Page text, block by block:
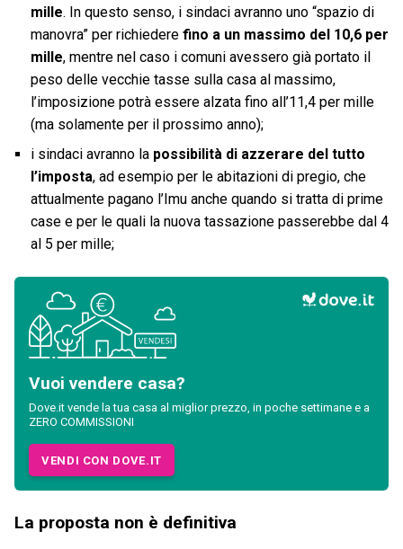
mille. In questo senso, i sindaci avranno uno “spazio di
manovra” per richiedere fino a un massimo del 10,6 per
mille, mentre nel caso i comuni avessero già portato il
peso delle vecchie tasse sulla casa al massimo,
l’imposizione potrà essere alzata fino all’11,4 per mille
(ma solamente per il prossimo anno);
i sindaci avranno la possibilità di azzerare del tutto
l’imposta, ad esempio per le abitazioni di pregio, che
attualmente pagano l’Imu anche quando si tratta di prime
case e per le quali la nuova tassazione passerebbe dal 4
al 5 per mille;
Vuoi vendere casa?
Dove.it vende la tua casa al miglior prezzo, in poche settimane e a
ZERO COMMISSIONI
VENDI CON DOVE.IT
La proposta non è definitiva